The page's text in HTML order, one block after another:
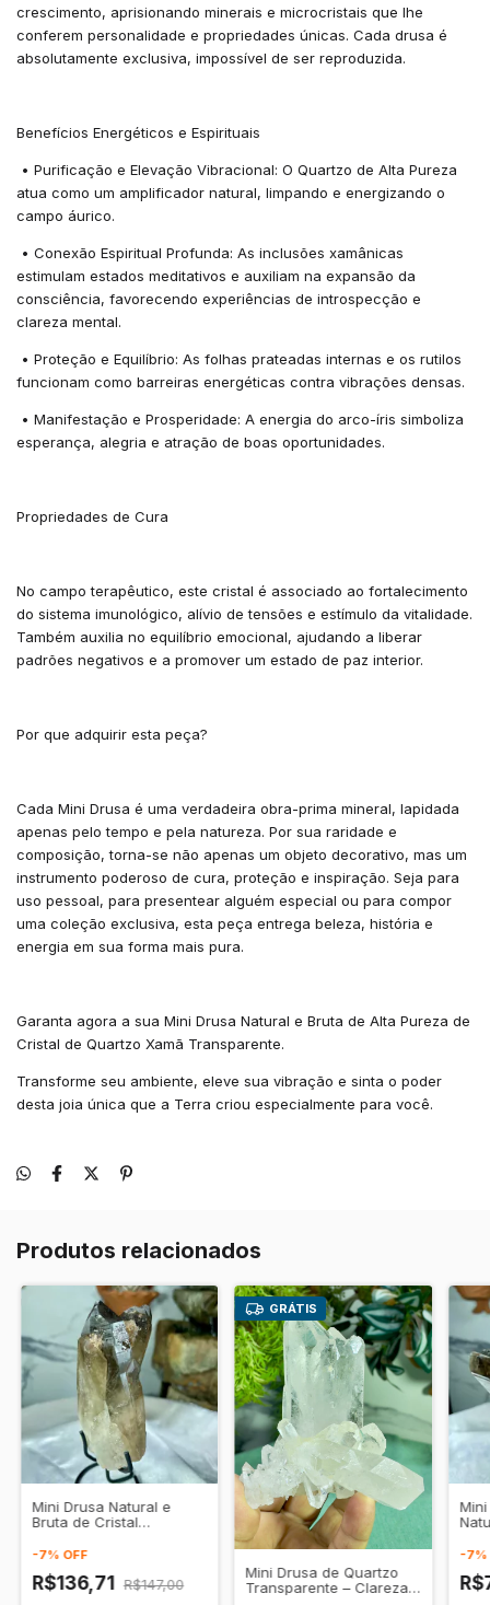
crescimento, aprisionando minerais e microcristais que lhe
conferem personalidade e propriedades únicas. Cada drusa é
absolutamente exclusiva, impossível de ser reproduzida.
Benefícios Energéticos e Espirituais
• Purificação e Elevação Vibracional: O Quartzo de Alta Pureza
atua como um amplificador natural, limpando e energizando o
campo áurico.
• Conexão Espiritual Profunda: As inclusões xamânicas
estimulam estados meditativos e auxiliam na expansão da
consciência, favorecendo experiências de introspecção e
clareza mental.
• Proteção e Equilíbrio: As folhas prateadas internas e os rutilos
funcionam como barreiras energéticas contra vibrações densas.
• Manifestação e Prosperidade: A energia do arco-íris simboliza
esperança, alegria e atração de boas oportunidades.
Propriedades de Cura
No campo terapêutico, este cristal é associado ao fortalecimento
do sistema imunológico, alívio de tensões e estímulo da vitalidade.
Também auxilia no equilíbrio emocional, ajudando a liberar
padrões negativos e a promover um estado de paz interior.
Por que adquirir esta peça?
Cada Mini Drusa é uma verdadeira obra-prima mineral, lapidada
apenas pelo tempo e pela natureza. Por sua raridade e
composição, torna-se não apenas um objeto decorativo, mas um
instrumento poderoso de cura, proteção e inspiração. Seja para
uso pessoal, para presentear alguém especial ou para compor
uma coleção exclusiva, esta peça entrega beleza, história e
energia em sua forma mais pura.
Garanta agora a sua Mini Drusa Natural e Bruta de Alta Pureza de
Cristal de Quartzo Xamã Transparente.
Transforme seu ambiente, eleve sua vibração e sinta o poder
desta joia única que a Terra criou especialmente para você.
Produtos relacionados
Mini Drusa Natural e
Bruta de Cristal
Transparente
-7% OFF
R$136,71 R$147,00
GRÁTIS
Mini Drusa de Quartzo
Transparente – Clareza
-7%